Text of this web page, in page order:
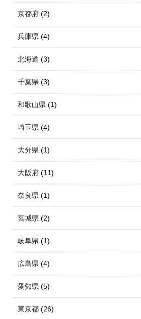
京都府 (2)
兵庫県 (4)
北海道 (3)
千葉県 (3)
和歌山県 (1)
埼玉県 (4)
大分県 (1)
大阪府 (11)
奈良県 (1)
宮城県 (2)
岐阜県 (1)
広島県 (4)
愛知県 (5)
東京都 (26)